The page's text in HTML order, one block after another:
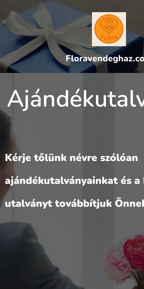
Kérje tőlünk névre szólóan
ajándékutalványainkat és a
utalványt továbbítjuk